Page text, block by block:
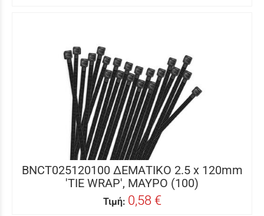
BNCT025120100 ΔΕΜΑΤΙΚΟ 2.5 x 120mm
'TIE WRAP', ΜΑΥΡΟ (100)
Τιμή: 0,58 €